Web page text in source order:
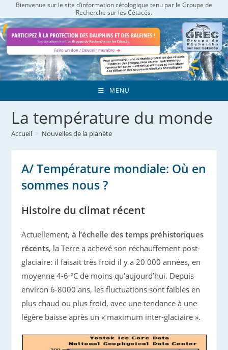
to
content
Bienvenue sur le site d’information cétologique tenu par le Groupe de
Recherche sur les Cétacés.
MENU
La température du monde
Accueil > Nouvelles de la planète
A/ Température mondiale: Où en
sommes nous ?
Histoire du climat récent
Actuellement,à l’échelle des temps préhistoriques
récents, la Terre a achevé son réchauffement post-
glaciaire: il faisait très froid il y a 20 000 années, en
moyenne 4-6 °C de moins qu’aujourd’hui. Depuis
environ 6-8000 ans, les fluctuations sont faibles en
plus chaud ou plus froid, avec une tendance à une
légère baisse après un « maximum inter-glaciaire ».